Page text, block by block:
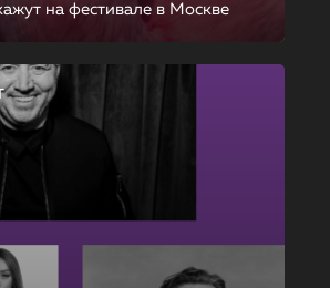
на фестивале в Москве